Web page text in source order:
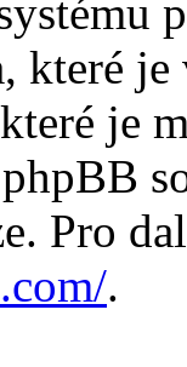
které
je
Pro
.